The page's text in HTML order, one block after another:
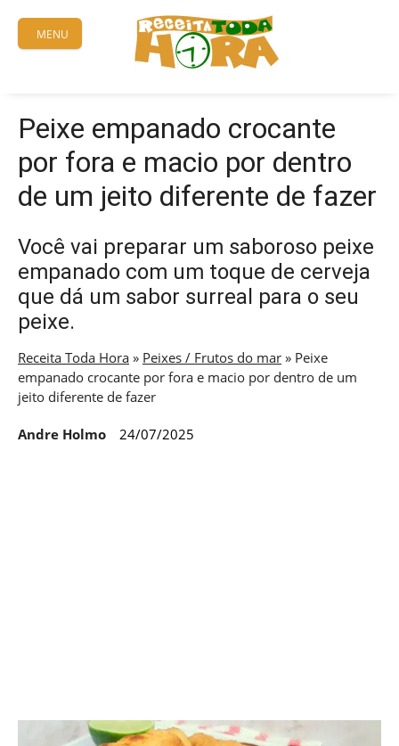
content
MENU
Peixe empanado crocante
por fora e macio por dentro
de um jeito diferente de fazer
Você vai preparar um saboroso peixe
empanado com um toque de cerveja
que dá um sabor surreal para o seu
peixe.
Receita Toda Hora » Peixes / Frutos do mar » Peixe
empanado crocante por fora e macio por dentro de um
jeito diferente de fazer
Andre Holmo 24/07/2025